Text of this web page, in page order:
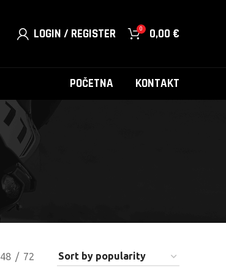
LOGIN / REGISTER 0 0,00 €
POČETNA KONTAKT
48 72